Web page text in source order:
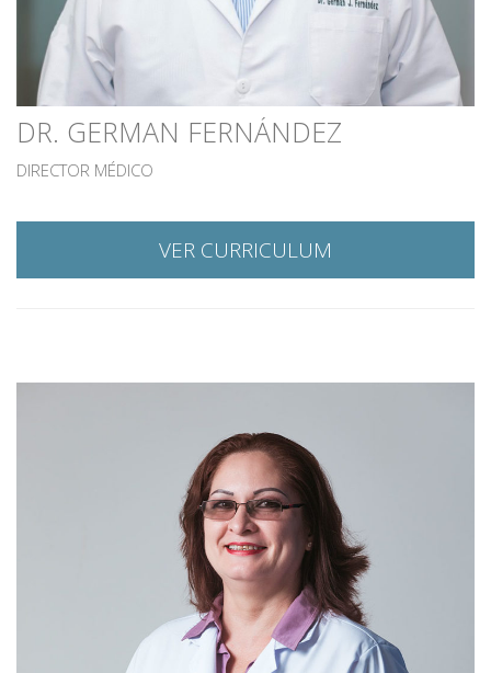
DR. GERMAN FERNÁNDEZ
DIRECTOR MÉDICO
VER CURRICULUM